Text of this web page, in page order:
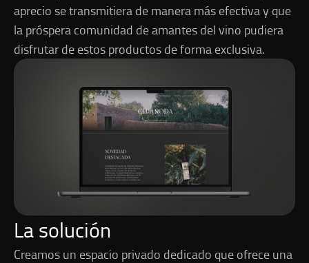
aprecio se transmitiera de manera más efectiva y que
la próspera comunidad de amantes del vino pudiera
disfrutar de estos productos de forma exclusiva.
La solución
Creamos un espacio privado dedicado que ofrece una